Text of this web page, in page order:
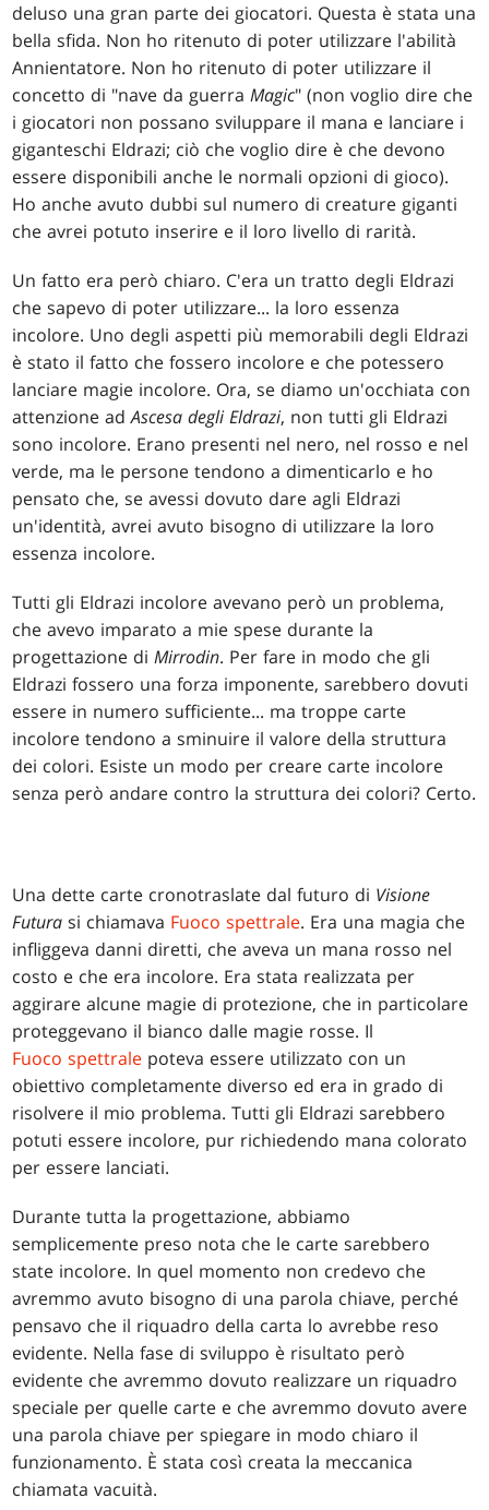
deluso una gran parte dei giocatori. Questa è stata una
bella sfida. Non ho ritenuto di poter utilizzare l'abilità
Annientatore. Non ho ritenuto di poter utilizzare il
concetto di "nave da guerraMagic" (non voglio dire che
i giocatori non possano sviluppare il mana e lanciare i
giganteschi Eldrazi; ciò che voglio dire è che devono
essere disponibili anche le normali opzioni di gioco).
Ho anche avuto dubbi sul numero di creature giganti
che avrei potuto inserire e il loro livello di rarità.
Un fatto era però chiaro. C'era un tratto degli Eldrazi
che sapevo di poter utilizzare... la loro essenza
incolore. Uno degli aspetti più memorabili degli Eldrazi
è stato il fatto che fossero incolore e che potessero
lanciare magie incolore. Ora, se diamo un'occhiata con
attenzione adAscesa degli Eldrazi, non tutti gli Eldrazi
sono incolore. Erano presenti nel nero, nel rosso e nel
verde, ma le persone tendono a dimenticarlo e ho
pensato che, se avessi dovuto dare agli Eldrazi
un'identità, avrei avuto bisogno di utilizzare la loro
essenza incolore.
Tutti gli Eldrazi incolore avevano però un problema,
che avevo imparato a mie spese durante la
progettazione diMirrodin. Per fare in modo che gli
Eldrazi fossero una forza imponente, sarebbero dovuti
essere in numero sufficiente... ma troppe carte
incolore tendono a sminuire il valore della struttura
dei colori. Esiste un modo per creare carte incolore
senza però andare contro la struttura dei colori? Certo.
Una dette carte cronotraslate dal futuro di Visione
Futura si chiamava Fuoco spettrale. Era una magia che
infliggeva danni diretti, che aveva un mana rosso nel
costo e che era incolore. Era stata realizzata per
aggirare alcune magie di protezione, che in particolare
proteggevano il bianco dalle magie rosse. Il
Fuoco spettrale poteva essere utilizzato con un
obiettivo completamente diverso ed era in grado di
risolvere il mio problema. Tutti gli Eldrazi sarebbero
potuti essere incolore, pur richiedendo mana colorato
per essere lanciati.
Durante tutta la progettazione, abbiamo
semplicemente preso nota che le carte sarebbero
state incolore. In quel momento non credevo che
avremmo avuto bisogno di una parola chiave, perché
pensavo che il riquadro della carta lo avrebbe reso
evidente. Nella fase di sviluppo è risultato però
evidente che avremmo dovuto realizzare un riquadro
speciale per quelle carte e che avremmo dovuto avere
una parola chiave per spiegare in modo chiaro il
funzionamento. È stata così creata la meccanica
chiamata vacuità.